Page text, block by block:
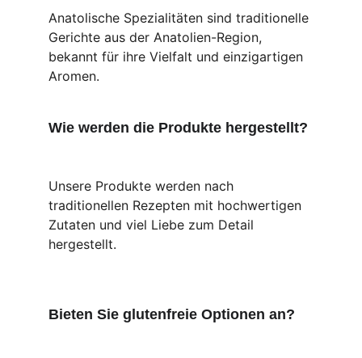
Anatolische Spezialitäten sind traditionelle
Gerichte aus der Anatolien-Region,
bekannt für ihre Vielfalt und einzigartigen
Aromen.
Wie werden die Produkte hergestellt?
Unsere Produkte werden nach
traditionellen Rezepten mit hochwertigen
Zutaten und viel Liebe zum Detail
hergestellt.
Bieten Sie glutenfreie Optionen an?